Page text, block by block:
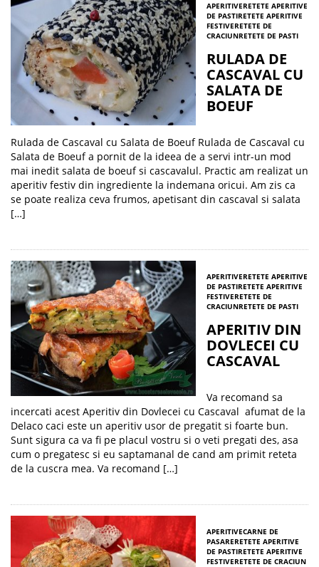
APERITIVERETETE APERITIVE
DE PASTIRETETE APERITIVE
FESTIVERETETE DE
CRACIUNRETETE DE PASTI
RULADA DE
CASCAVAL CU
SALATA DE
BOEUF
Rulada de Cascaval cu Salata de Boeuf Rulada de Cascaval cu
Salata de Boeuf a pornit de la ideea de a servi intr-un mod
mai inedit salata de boeuf si cascavalul. Practic am realizat un
aperitiv festiv din ingrediente la indemana oricui. Am zis ca
se poate realiza ceva frumos, apetisant din cascaval si salata
[…]
APERITIVERETETE APERITIVE
DE PASTIRETETE APERITIVE
FESTIVERETETE DE
CRACIUNRETETE DE PASTI
APERITIV DIN
DOVLECEI CU
CASCAVAL
Va recomand sa
incercati acest Aperitiv din Dovlecei cu Cascaval afumat de la
Delaco caci este un aperitiv usor de pregatit si foarte bun.
Sunt sigura ca va fi pe placul vostru si o veti pregati des, asa
cum o pregatesc si eu saptamanal de cand am primit reteta
de la cuscra mea. Va recomand […]
APERITIVECARNE DE
PASARERETETE APERITIVE
DE PASTIRETETE APERITIVE
FESTIVERETETE DE CRACIUN